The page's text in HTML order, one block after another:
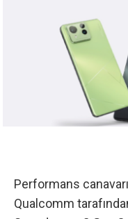
Performans
Qualcomm